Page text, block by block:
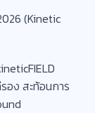
(Kinetic
อง สะท้อนการ